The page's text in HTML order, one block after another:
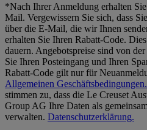
*Nach Ihrer Anmeldung erhalten
Mail. Vergewissern Sie sich, dass
über die E-Mail, die wir Ihnen
erhalten Sie Ihren Rabatt-Code.
dauern. Angebotspreise sind von
Sie Ihren Posteingang und Ihren
Rabatt-Code gilt nur für
Allgemeinen Geschäftsbedingungen.
stimmen zu, dass die Le Creuset
Group AG Ihre Daten als
verwalten. Datenschutzerklärung.